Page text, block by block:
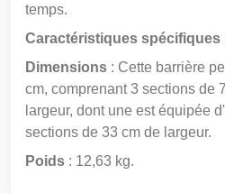
temps.
Caractéristiques spécifiques
Dimensions : Cette barrière
cm, comprenant 3 sections de
largeur, dont une est équipée
sections de 33 cm de largeur.
Poids : 12,63 kg.